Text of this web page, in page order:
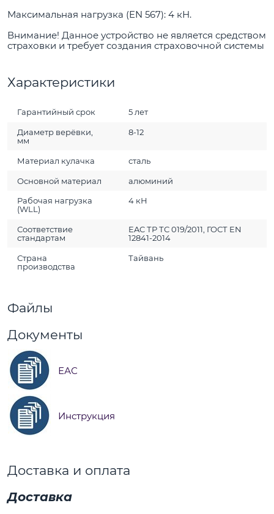
Максимальная нагрузка (EN 567): 4 кН.
Внимание! Данное устройство не является средством
страховки и требует создания страховочной системы
Характеристики
Гарантийный срок 5 лет
Диаметр верёвки,
мм
8-12
Материал кулачка сталь
Основной материал алюминий
Рабочая нагрузка
(WLL)
4 кН
Соответствие
стандартам
EAC ТР ТС 019/2011, ГОСТ EN
12841-2014
Страна
производства
Тайвань
Файлы
Документы
ЕАС
Инструкция
Доставка и оплата
Доставка